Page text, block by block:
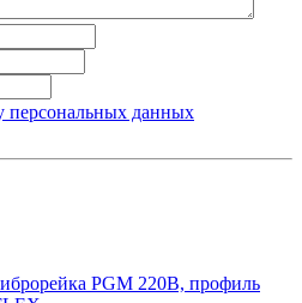
персональных данных